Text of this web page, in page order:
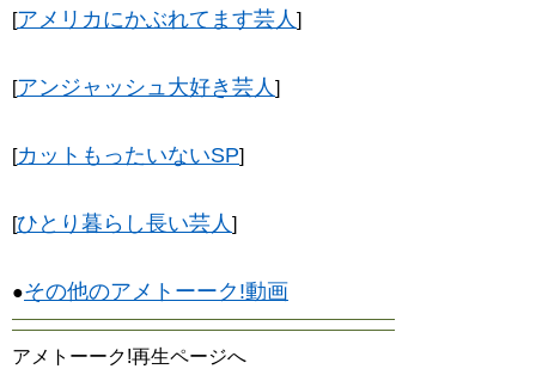
[アメリカにかぶれてます芸人]
[アンジャッシュ大好き芸人]
[カットもったいないSP]
[ひとり暮らし長い芸人]
●その他のアメトーーク!動画
アメトーーク!再生ページへ